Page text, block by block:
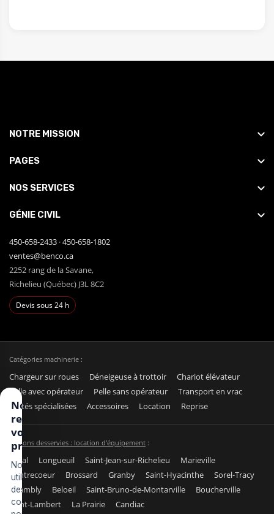
NOTRE MISSION
PAGES
NOS SERVICES
GÉNIE CIVIL
450-658-2433 ·450-658-1802
ventes@benco.ca
2252 rang de la Savane,
Richelieu (Québec) J3L 8C2
Devis sous 24 h
Catégories machinerie :
Chargeur sur roues Déneigeuse à trottoir
Chariot élévateur
Pelle avec opérateur
Pelle sans opérateur
Transport en vrac
Unités spécialisées
Accessoires Location Reprise
Régions desservies : location d'équipement :
Laval Longueuil Saint-Jean-sur-Richelieu
Marieville
Contrecoeur
Brossard Granby Saint-Hyacinthe
Sorel-Tracy
Chambly
Beloeil Saint-Bruno-de-Montarville
Boucherville
Saint-Lambert
La Prairie
Candiac
Nous
respectons
votre vie
privée
Nous
utilisons
des
cookies